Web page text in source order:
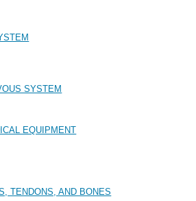
SYSTEM
EQUIPMENT
TENDONS, AND BONES